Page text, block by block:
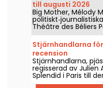
till augusti 2026
Big Mother, Mélody
Théâtre des Béliers
augusti 2026, med
tisdag till söndag.
Stjärnhandlarna
recension
Stjärnhandlarna,
regisserad av Julien
Splendid i Paris till
recension.